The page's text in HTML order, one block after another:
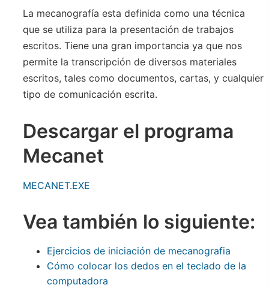
La mecanografía esta definida como una técnica
que se utiliza para la presentación de trabajos
escritos. Tiene una gran importancia ya que nos
permite la transcripción de diversos materiales
escritos, tales como documentos, cartas, y cualquier
tipo de comunicación escrita.
Descargar el programa
Mecanet
MECANET.EXE
Vea también lo siguiente:
Ejercicios de iniciación de mecanografia
Cómo colocar los dedos en el teclado de la
computadora